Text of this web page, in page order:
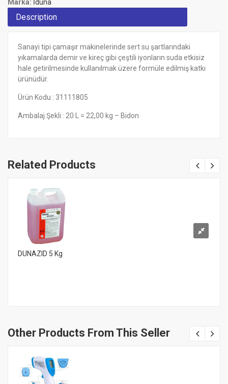
Marka: İduna
Description
Sanayi tipi çamaşır makinelerinde sert su şartlarındaki
yıkamalarda demir ve kireç gibi çeştili iyonların suda etkisiz
hale getirilmesinde kullanılmak üzere formüle edilmiş katkı
ürünüdür.
Ürün Kodu : 31111805
Ambalaj Şekli : 20 L = 22,00 kg – Bidon
Related Products
DUNAZID 5 Kg
Other Products From This Seller